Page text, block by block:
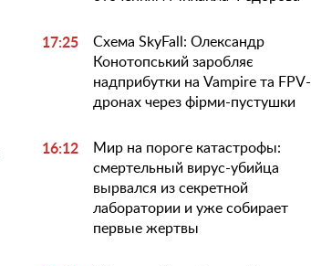
17:25
Схема SkyFall: Олександр
Конотопський заробляє
надприбутки на Vampire та FPV-
дронах через фірми-пустушки
16:12
Мир на пороге катастрофы:
смертельный вирус-убийца
вырвался из секретной
лаборатории и уже собирает
первые жертвы